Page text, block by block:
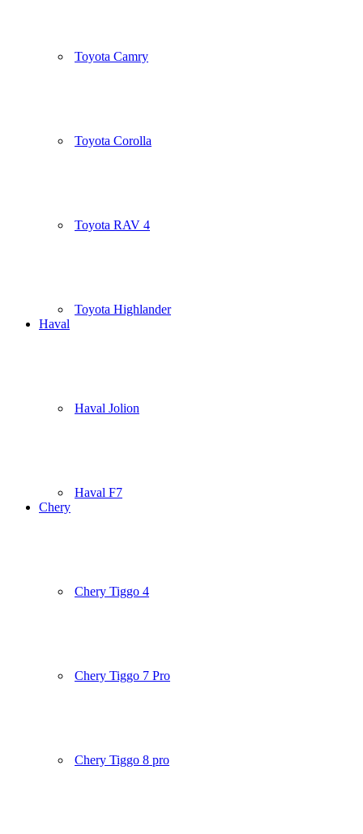
Toyota Camry
Toyota Corolla
Toyota RAV 4
Toyota Highlander
Haval
Haval Jolion
Haval F7
Chery
Chery Tiggo 4
Chery Tiggo 7 Pro
Chery Tiggo 8 pro